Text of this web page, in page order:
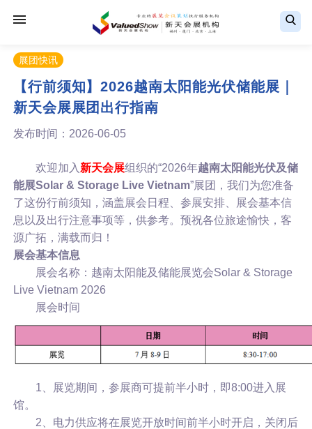
展团快讯
【行前须知】2026越南太阳能光伏储能展｜
新天会展展团出行指南
发布时间：2026-06-05
欢迎加入 新天会展组织的“2026年越南太阳能光伏及储
能展Solar & Storage Live Vietnam”展团，我们为您准备
了这份行前须知，涵盖展会日程、参展安排、展会基本信
息以及出行注意事项等，供参考。预祝各位旅途愉快，客
源广拓，满载而归！
展会基本信息
展会名称：越南太阳能及储能展览会Solar & Storage
Live Vietnam 2026
展会时间
1、展览期间，参展商可提前半小时，即8:00进入展
馆。
2、电力供应将在展览开放时间前半小时开启，关闭后